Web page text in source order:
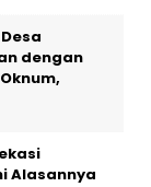
dengan
Alasannya